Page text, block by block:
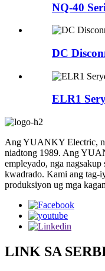
NQ-40
DC
ELR1
Ang YUANKY Electric,
niadtong 1989. Ang
empleyado, nga
kwadrado. Kami ang tag-
produksiyon ug mga
LINK SA